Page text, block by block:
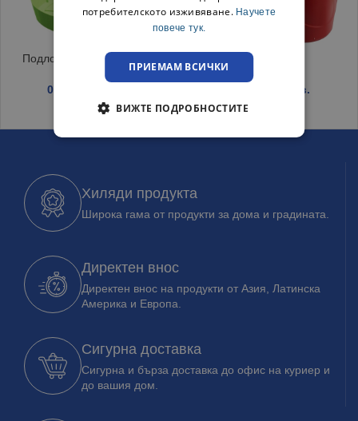
Подложка за саксия лайм
0.81
ЛЕЙКА 8.5Л.
/ 9.17 лв.
Хиляди продукта
Широка гама от продукти за дома и градината.
Директен внос
Директен внос на продукти от Азия, Латинска
Америка и Европа.
Сигурна доставка
Сигурна и бърза доставка до офис на куриер и
до вашия дом.
потребителското изживяване. Научете
повече тук.
ПРИЕМАМ ВСИЧКИ
ВИЖТЕ ПОДРОБНОСТИТЕ